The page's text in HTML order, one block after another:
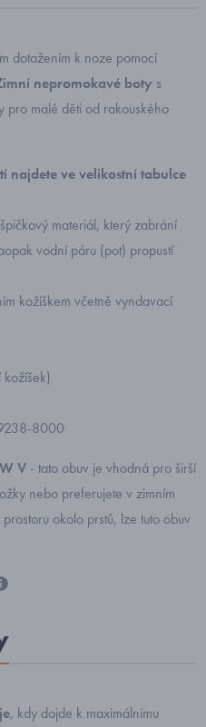
dotažením k noze pomocí
nepromokavé boty s
pro malé děti od rakouského
najdete ve velikostní tabulce
materiál, který zabrání
vodní páru (pot) propustí
kožíškem včetně vyndavací
kožíšek)
8000
V - tato obuv je vhodná pro širší
nebo preferujete v zimním
okolo prstů, lze tuto obuv
, kdy dojde k maximálnímu